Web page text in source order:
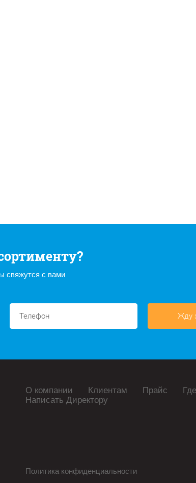
свяжутся с вами
Жду
О компании Клиентам Прайс
Написать Директору
Политика конфиденциальности